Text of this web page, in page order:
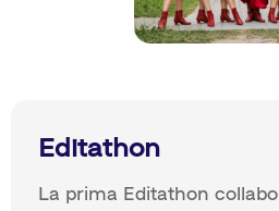
Editathon
La prima Editathon